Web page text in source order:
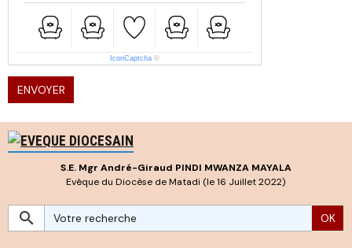
IconCaptcha ©
ENVOYER
S.E. Mgr André-Giraud PINDI MWANZA MAYALA
Evêque du Diocèse de Matadi (le 16 Juillet 2022)
OK